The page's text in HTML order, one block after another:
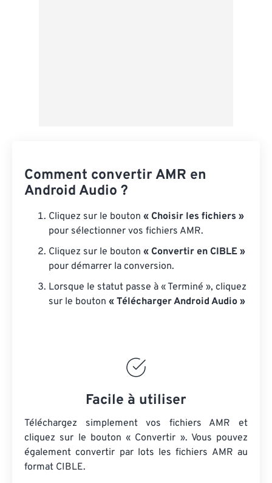
Comment convertir AMR en
Android Audio ?
Cliquez sur le bouton « Choisir les fichiers »
pour sélectionner vos fichiers AMR.
Cliquez sur le bouton « Convertir en CIBLE »
pour démarrer la conversion.
Lorsque le statut passe à « Terminé », cliquez
sur le bouton « Télécharger Android Audio »
Facile à utiliser
Téléchargez simplement vos fichiers AMR et
cliquez sur le bouton « Convertir ». Vous pouvez
également convertir par lots les fichiers AMR au
format CIBLE.